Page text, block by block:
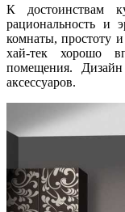
К достоинствам
рациональность и
комнаты, простоту
хай-тек хорошо
помещения.
аксессуаров.